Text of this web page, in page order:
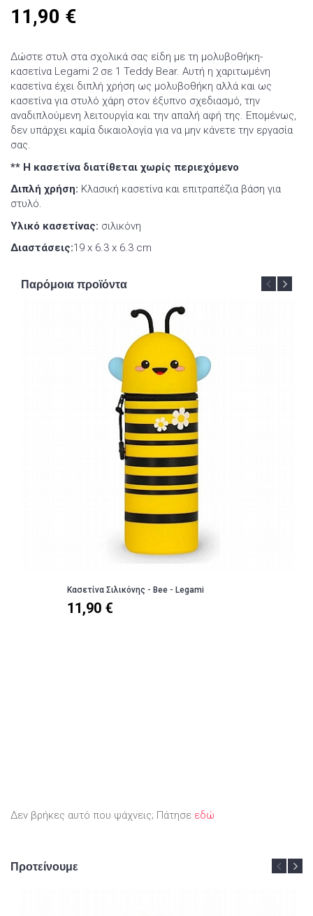
11,90 €
Δώστε στυλ στα σχολικά σας είδη με τη μολυβοθήκη-
κασετίνα Legami 2 σε 1 Teddy Bear. Αυτή η χαριτωμένη
κασετίνα έχει διπλή χρήση ως μολυβοθήκη αλλά και ως
κασετίνα για στυλό χάρη στον έξυπνο σχεδιασμό, την
αναδιπλούμενη λειτουργία και την απαλή αφή της. Επομένως,
δεν υπάρχει καμία δικαιολογία για να μην κάνετε την εργασία
σας.
** Η κασετίνα διατίθεται χωρίς περιεχόμενο
Διπλή χρήση: Κλασική κασετίνα και επιτραπέζια βάση για
στυλό.
Υλικό κασετίνας: σιλικόνη
Διαστάσεις:19 x 6.3 x 6.3 cm
Παρόμοια προϊόντα
Κασετίνα Σιλικόνης - Bee - Legami
11,90 €
Δεν βρήκες αυτό που ψάχνεις; Πάτησε εδώ
Προτείνουμε